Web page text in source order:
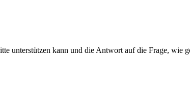
unterstützen kann und die Antwort auf die Frage, wie